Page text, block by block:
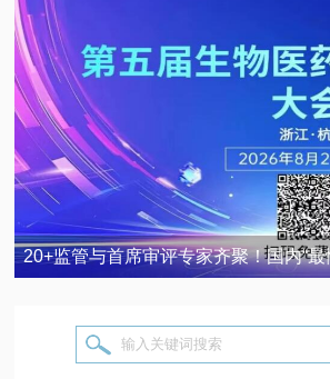
20+监管与首席审评专家齐聚！国内“
输入关键词搜索